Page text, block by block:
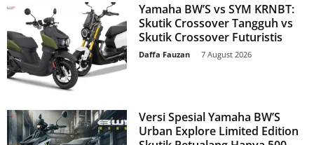
Yamaha BW’S vs SYM KRNBT:
Skutik Crossover Tangguh vs
Skutik Crossover Futuristis
Daffa Fauzan 7 August 2026
Versi Spesial Yamaha BW’S
Urban Explore Limited Edition